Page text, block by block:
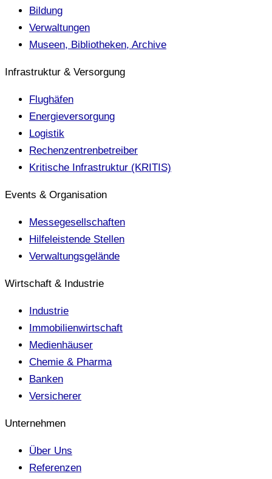
Bildung
Verwaltungen
Museen, Bibliotheken, Archive
Infrastruktur & Versorgung
Flughäfen
Energieversorgung
Logistik
Rechenzentrenbetreiber
Kritische Infrastruktur (KRITIS)
Events & Organisation
Messegesellschaften
Hilfeleistende Stellen
Verwaltungsgelände
Wirtschaft & Industrie
Industrie
Immobilienwirtschaft
Medienhäuser
Chemie & Pharma
Banken
Versicherer
Unternehmen
Über Uns
Referenzen